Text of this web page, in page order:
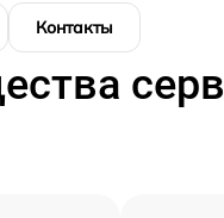
Контакты